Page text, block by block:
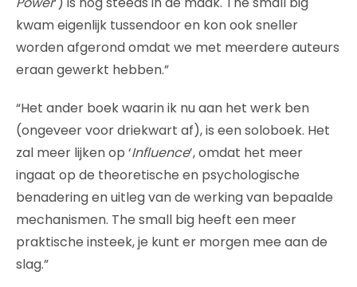
kwam eigenlijk tussendoor en kon ook sneller
worden afgerond omdat we met meerdere auteurs
eraan gewerkt hebben.”
“Het ander boek waarin ik nu aan het werk ben
(ongeveer voor driekwart af), is een soloboek. Het
zal meer lijken op ‘Influence’, omdat het meer
ingaat op de theoretische en psychologische
benadering en uitleg van de werking van bepaalde
mechanismen. The small big heeft een meer
praktische insteek, je kunt er morgen mee aan de
slag.”